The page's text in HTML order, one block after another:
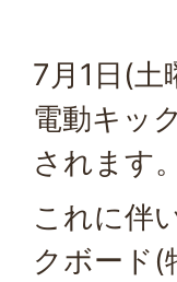
7月1日(土
電動キッ
されます。
これに伴
クボード(